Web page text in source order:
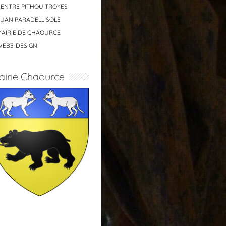
PITHOU TROYES
PARADELL SOLE
DE CHAOURCE
DESIGN
Chaource